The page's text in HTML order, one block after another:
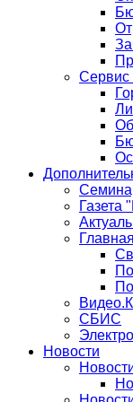
Сервис
Газета
СБИС
Новости